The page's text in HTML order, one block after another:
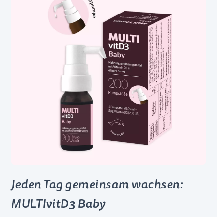
Jeden Tag gemeinsam wachsen:
MULTIvitD3Baby